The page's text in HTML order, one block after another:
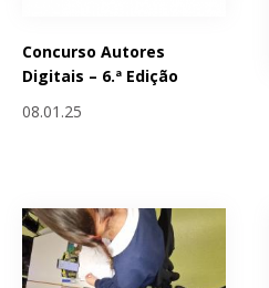
Concurso Autores
Digitais – 6.ª Edição
08.01.25